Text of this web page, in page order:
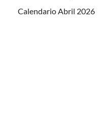
Calendario Abril 2026